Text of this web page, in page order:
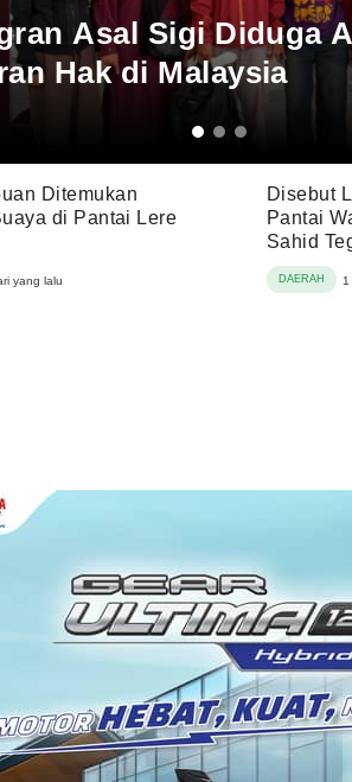
Asal Sigi Diduga
Hak di Malaysia
Ditemukan
di Pantai Lere
yang lalu
Disebut
Pantai
Sahid
Sesuai
DAERAH 1